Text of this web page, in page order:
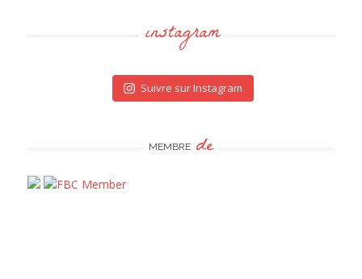
instagram
Suivre sur Instagram
MEMBRE de